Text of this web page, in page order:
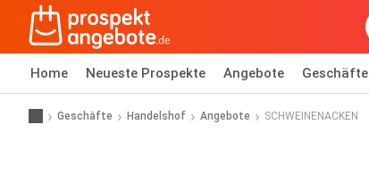
Home Neueste Prospekte Angebote Geschäfte
Geschäfte Handelshof Angebote SCHWEINENACKEN